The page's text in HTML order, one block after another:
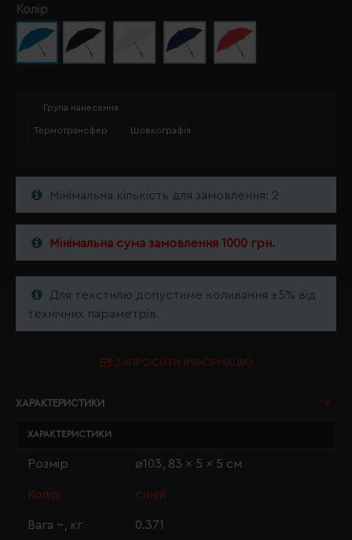
Колір
Група нанесення
Термотрансфер Шовкографія
Мінімальна кількість для замовлення: 2
Мінімальна сума замовлення 1000 грн.
Для текстилю допустиме коливання ±5% від
технічних параметрів.
ЗАПРОСИТИ ІНФОРМАЦІЮ
ХАРАКТЕРИСТИКИ
ХАРАКТЕРИСТИКИ
Розмір ø103, 83 × 5 × 5 см
Колір синій
Вага ~, кг 0.371